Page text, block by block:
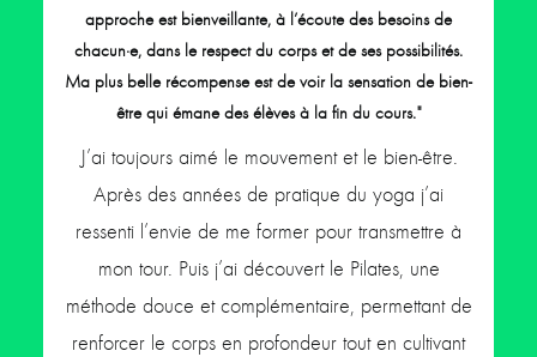
approche est bienveillante, à l’écoute des besoins de
chacun·e, dans le respect du corps et de ses possibilités.
Ma plus belle récompense est de voir la sensation de bien-
être qui émane des élèves à la fin du cours."
J’ai toujours aimé le mouvement et le bien-être.
Après des années de pratique du yoga j’ai
ressenti l’envie de me former pour transmettre à
mon tour. Puis j’ai découvert le Pilates, une
méthode douce et complémentaire, permettant de
renforcer le corps en profondeur tout en cultivant